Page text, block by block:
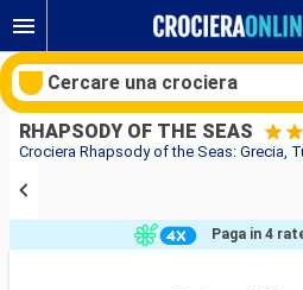
RHAPSODY OF THE SEAS
Paga in 4
Cercare una crociera